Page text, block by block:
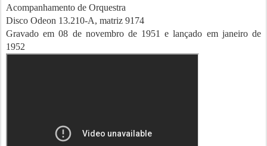
Acompanhamento de Orquestra
Disco Odeon 13.210-A, matriz 9174
Gravado em 08 de novembro de 1951 e lançado em janeiro de
1952